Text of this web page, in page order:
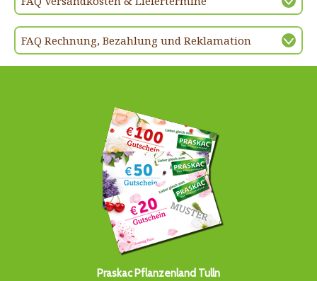
FAQ Rechnung, Bezahlung und Reklamation
Praskac Pflanzenland Tulln